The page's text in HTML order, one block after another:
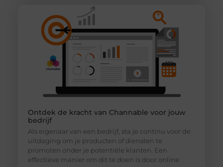
Ontdek de kracht van Channable voor jouw
bedrijf
Als eigenaar van een bedrijf, sta je continu voor de
uitdaging om je producten of diensten te
promoten onder je potentiële klanten. Een
effectieve manier om dit te doen is door online